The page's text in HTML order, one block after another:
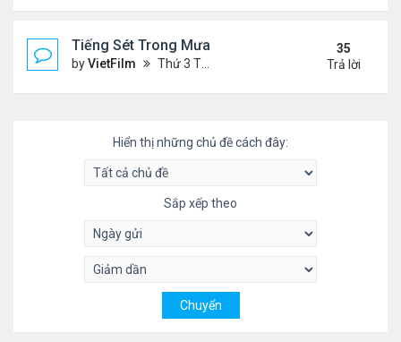
Tiếng Sét Trong Mưa (Lôi Vũ)
byVietFilm Thứ 3 Tháng 10 20, 2020 9:50 pm
35
Trả lời
Hiển thị những chủ đề cách đây:
Sắp xếp theo